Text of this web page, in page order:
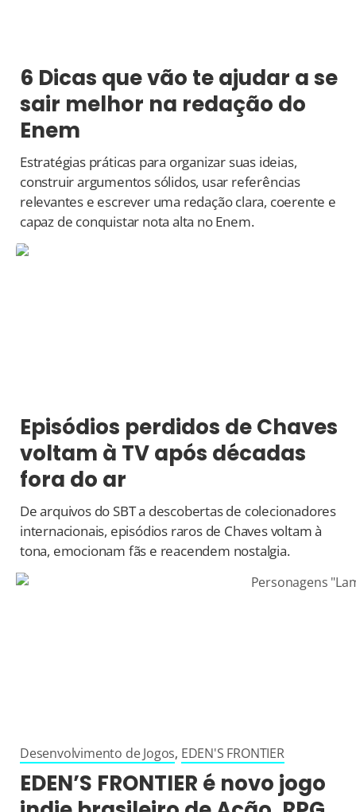
6 Dicas que vão te ajudar a se
sair melhor na redação do
Enem
Estratégias práticas para organizar suas ideias,
construir argumentos sólidos, usar referências
relevantes e escrever uma redação clara, coerente e
capaz de conquistar nota alta no Enem.
Episódios perdidos de Chaves
voltam à TV após décadas
fora do ar
De arquivos do SBT a descobertas de colecionadores
internacionais, episódios raros de Chaves voltam à
tona, emocionam fãs e reacendem nostalgia.
Desenvolvimento de Jogos, EDEN'S FRONTIER
EDEN’S FRONTIER é novo jogo